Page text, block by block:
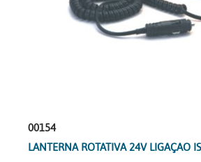
00154
LANTERNA ROTATIVA 24V LIGAÇAO